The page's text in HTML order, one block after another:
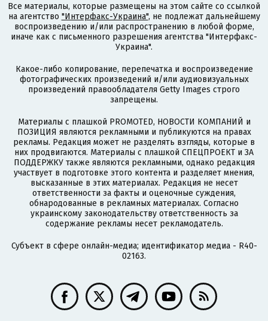
Все материалы, которые размещены на этом сайте со ссылкой
на агентство "Интерфакс-Украина", не подлежат дальнейшему
воспроизведению и/или распространению в любой форме,
иначе как с письменного разрешения агентства "Интерфакс-
Украина".
Какое-либо копирование, перепечатка и воспроизведение
фотографических произведений и/или аудиовизуальных
произведений правообладателя Getty Images строго
запрещены.
Материалы с плашкой PROMOTED, НОВОСТИ КОМПАНИЙ и
ПОЗИЦИЯ являются рекламными и публикуются на правах
рекламы. Редакция может не разделять взгляды, которые в
них продвигаются. Материалы с плашкой СПЕЦПРОЕКТ и ЗА
ПОДДЕРЖКУ также являются рекламными, однако редакция
участвует в подготовке этого контента и разделяет мнения,
высказанные в этих материалах. Редакция не несет
ответственности за факты и оценочные суждения,
обнародованные в рекламных материалах. Согласно
украинскому законодательству ответственность за
содержание рекламы несет рекламодатель.
Субъект в сфере онлайн-медиа; идентификатор медиа - R40-
02163.